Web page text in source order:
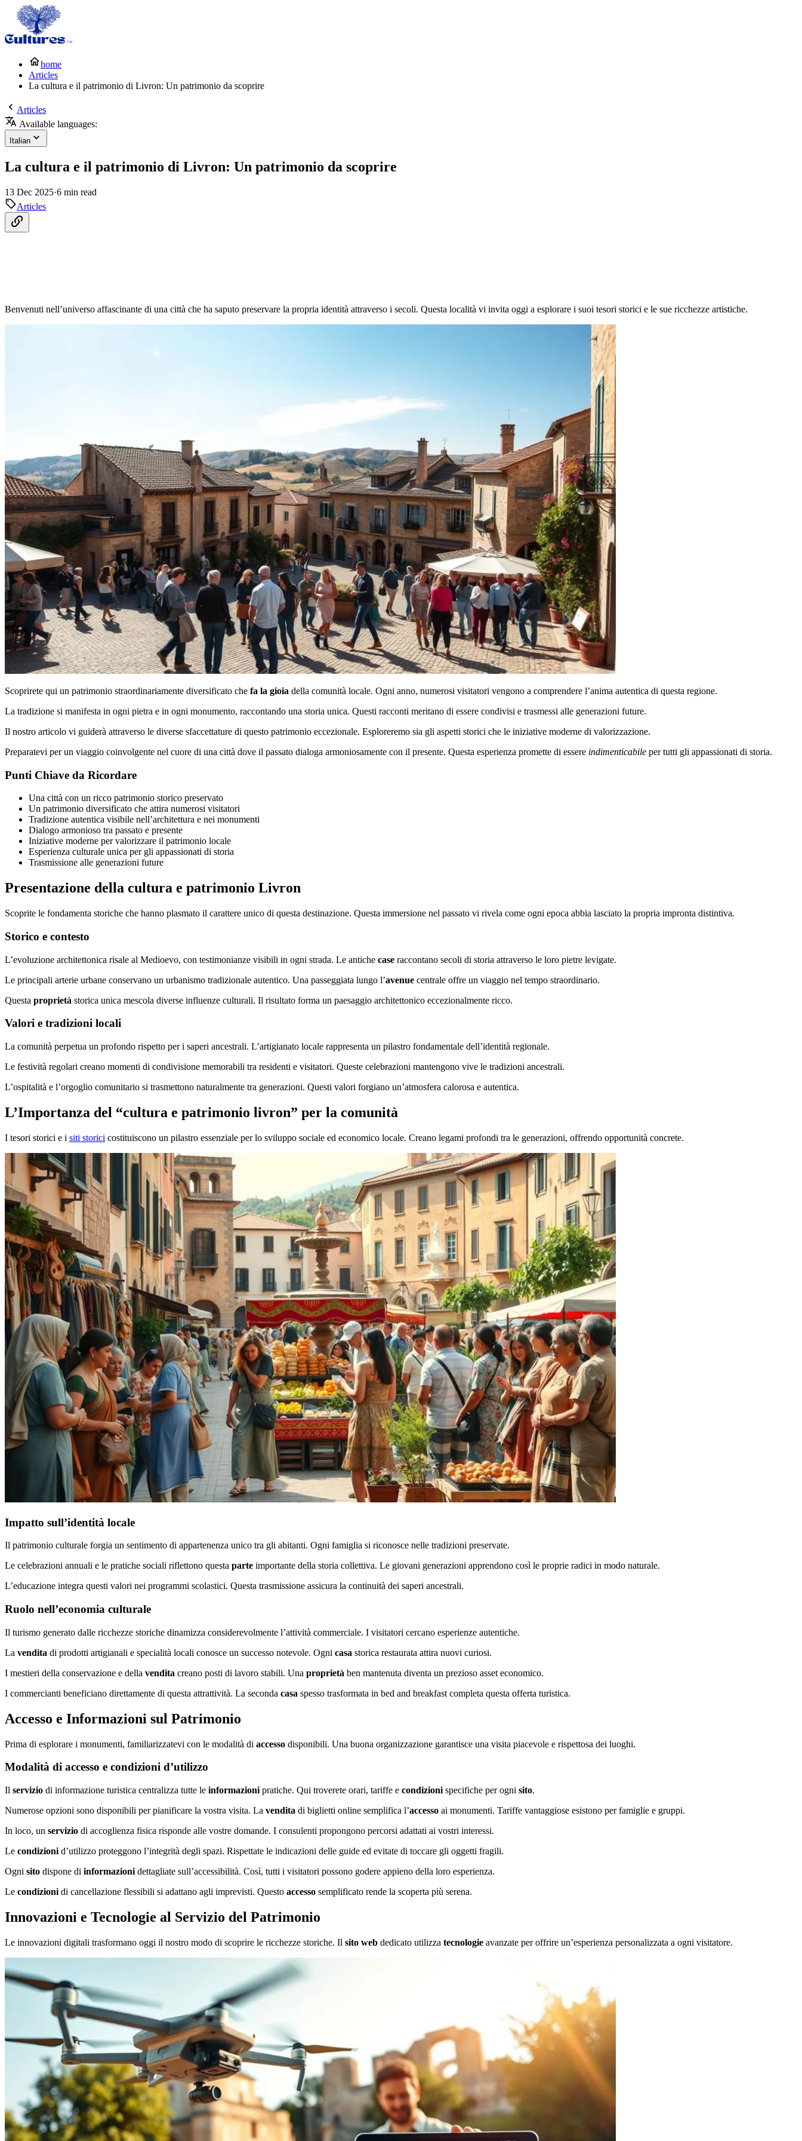
home
Articles
La cultura e il patrimonio di Livron: Un patrimonio da scoprire
Articles
Available languages:
Italian
La cultura e il patrimonio di Livron: Un patrimonio da scoprire
13 Dec 2025·6 min read
Articles
Benvenuti nell’universo affascinante di una città che ha saputo preservare la propria identità attraverso i secoli. Questa località vi invita oggi a esplorare i suoi tesori storici e le sue ricchezze artistiche.
Scoprirete qui un patrimonio straordinariamente diversificato che fa la gioia della comunità locale. Ogni anno, numerosi visitatori vengono a comprendere l’anima autentica di questa regione.
La tradizione si manifesta in ogni pietra e in ogni monumento, raccontando una storia unica. Questi racconti meritano di essere condivisi e trasmessi alle generazioni future.
Il nostro articolo vi guiderà attraverso le diverse sfaccettature di questo patrimonio eccezionale. Esploreremo sia gli aspetti storici che le iniziative moderne di valorizzazione.
Preparatevi per un viaggio coinvolgente nel cuore di una città dove il passato dialoga armoniosamente con il presente. Questa esperienza promette di essere indimenticabile per tutti gli appassionati di storia.
Punti Chiave da Ricordare
Una città con un ricco patrimonio storico preservato
Un patrimonio diversificato che attira numerosi visitatori
Tradizione autentica visibile nell’architettura e nei monumenti
Dialogo armonioso tra passato e presente
Iniziative moderne per valorizzare il patrimonio locale
Esperienza culturale unica per gli appassionati di storia
Trasmissione alle generazioni future
Presentazione della cultura e patrimonio Livron
Scoprite le fondamenta storiche che hanno plasmato il carattere unico di questa destinazione. Questa immersione nel passato vi rivela come ogni epoca abbia lasciato la propria impronta distintiva.
Storico e contesto
L’evoluzione architettonica risale al Medioevo, con testimonianze visibili in ogni strada. Le antiche case raccontano secoli di storia attraverso le loro pietre levigate.
Le principali arterie urbane conservano un urbanismo tradizionale autentico. Una passeggiata lungo l’avenue centrale offre un viaggio nel tempo straordinario.
Questa proprietà storica unica mescola diverse influenze culturali. Il risultato forma un paesaggio architettonico eccezionalmente ricco.
Valori e tradizioni locali
La comunità perpetua un profondo rispetto per i saperi ancestrali. L’artigianato locale rappresenta un pilastro fondamentale dell’identità regionale.
Le festività regolari creano momenti di condivisione memorabili tra residenti e visitatori. Queste celebrazioni mantengono vive le tradizioni ancestrali.
L’ospitalità e l’orgoglio comunitario si trasmettono naturalmente tra generazioni. Questi valori forgiano un’atmosfera calorosa e autentica.
L’Importanza del “cultura e patrimonio livron” per la comunità
I tesori storici e i siti storici costituiscono un pilastro essenziale per lo sviluppo sociale ed economico locale. Creano legami profondi tra le generazioni, offrendo opportunità concrete.
Impatto sull’identità locale
Il patrimonio culturale forgia un sentimento di appartenenza unico tra gli abitanti. Ogni famiglia si riconosce nelle tradizioni preservate.
Le celebrazioni annuali e le pratiche sociali riflettono questa parte importante della storia collettiva. Le giovani generazioni apprendono così le proprie radici in modo naturale.
L’educazione integra questi valori nei programmi scolastici. Questa trasmissione assicura la continuità dei saperi ancestrali.
Ruolo nell’economia culturale
Il turismo generato dalle ricchezze storiche dinamizza considerevolmente l’attività commerciale. I visitatori cercano esperienze autentiche.
La vendita di prodotti artigianali e specialità locali conosce un successo notevole. Ogni casa storica restaurata attira nuovi curiosi.
I mestieri della conservazione e della vendita creano posti di lavoro stabili. Una proprietà ben mantenuta diventa un prezioso asset economico.
I commercianti beneficiano direttamente di questa attrattività. La seconda casa spesso trasformata in bed and breakfast completa questa offerta turistica.
Accesso e Informazioni sul Patrimonio
Prima di esplorare i monumenti, familiarizzatevi con le modalità di accesso disponibili. Una buona organizzazione garantisce una visita piacevole e rispettosa dei luoghi.
Modalità di accesso e condizioni d’utilizzo
Il servizio di informazione turistica centralizza tutte le informazioni pratiche. Qui troverete orari, tariffe e condizioni specifiche per ogni sito.
Numerose opzioni sono disponibili per pianificare la vostra visita. La vendita di biglietti online semplifica l’accesso ai monumenti. Tariffe vantaggiose esistono per famiglie e gruppi.
In loco, un servizio di accoglienza fisica risponde alle vostre domande. I consulenti propongono percorsi adattati ai vostri interessi.
Le condizioni d’utilizzo proteggono l’integrità degli spazi. Rispettate le indicazioni delle guide ed evitate di toccare gli oggetti fragili.
Ogni sito dispone di informazioni dettagliate sull’accessibilità. Così, tutti i visitatori possono godere appieno della loro esperienza.
Le condizioni di cancellazione flessibili si adattano agli imprevisti. Questo accesso semplificato rende la scoperta più serena.
Innovazioni e Tecnologie al Servizio del Patrimonio
Le innovazioni digitali trasformano oggi il nostro modo di scoprire le ricchezze storiche. Il sito web dedicato utilizza tecnologie avanzate per offrire un’esperienza personalizzata a ogni visitatore.